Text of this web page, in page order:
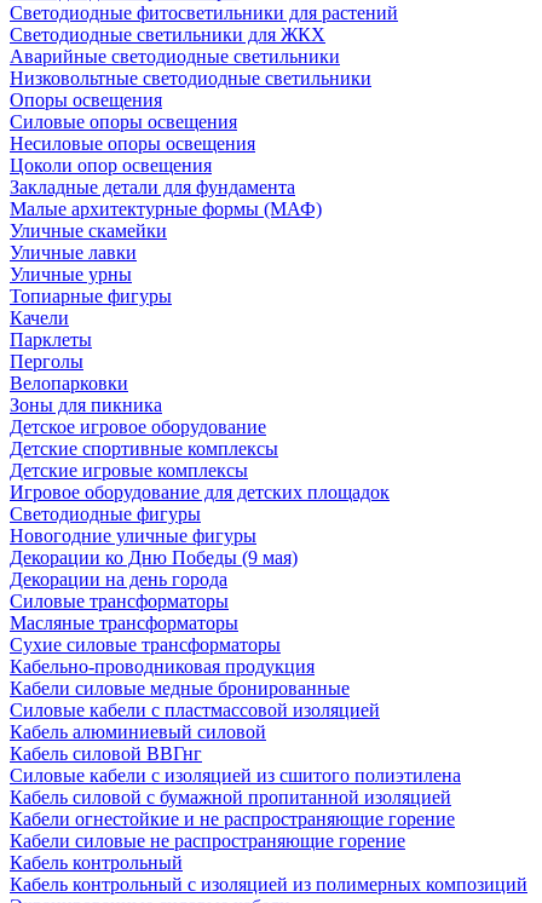
Светодиодные фитосветильники для растений
Светодиодные светильники для ЖКХ
Аварийные светодиодные светильники
Низковольтные светодиодные светильники
Опоры освещения
Силовые опоры освещения
Несиловые опоры освещения
Цоколи опор освещения
Закладные детали для фундамента
Малые архитектурные формы (МАФ)
Уличные скамейки
Уличные лавки
Уличные урны
Топиарные фигуры
Качели
Парклеты
Перголы
Велопарковки
Зоны для пикника
Детское игровое оборудование
Детские спортивные комплексы
Детские игровые комплексы
Игровое оборудование для детских площадок
Светодиодные фигуры
Новогодние уличные фигуры
Декорации ко Дню Победы (9 мая)
Декорации на день города
Силовые трансформаторы
Масляные трансформаторы
Сухие силовые трансформаторы
Кабельно-проводниковая продукция
Кабели силовые медные бронированные
Силовые кабели с пластмассовой изоляцией
Кабель алюминиевый силовой
Кабель силовой ВВГнг
Силовые кабели с изоляцией из сшитого полиэтилена
Кабель силовой с бумажной пропитанной изоляцией
Кабели огнестойкие и не распространяющие горение
Кабели силовые не распространяющие горение
Кабель контрольный
Кабель контрольный с изоляцией из полимерных композиций